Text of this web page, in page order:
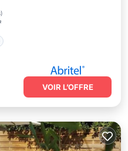
)
VOIR L’OFFRE